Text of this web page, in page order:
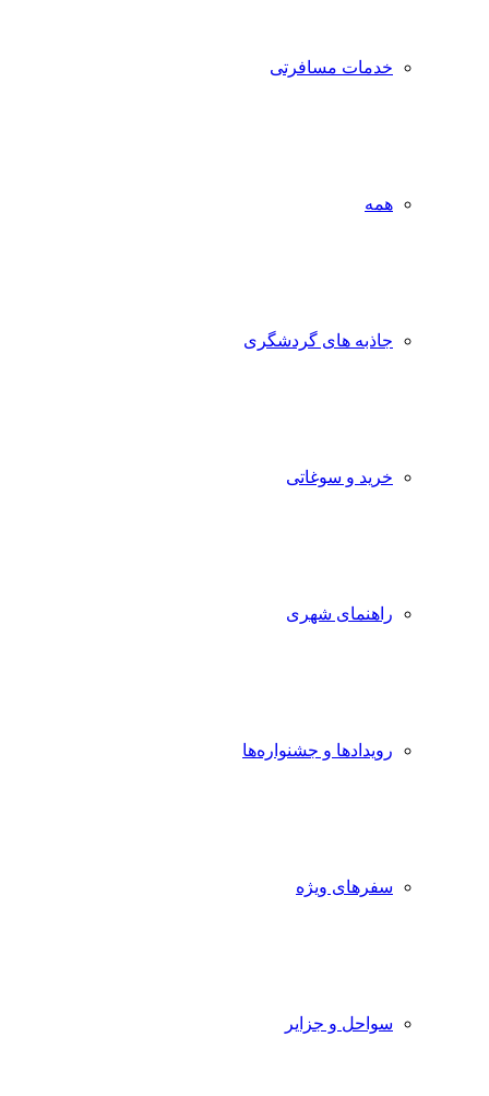
خدمات مسافرتی
همه
جاذبه‌ های گردشگری
خرید و سوغاتی
راهنمای شهری
رویدادها و جشنواره‌ها
سفرهای ویژه
سواحل و جزایر